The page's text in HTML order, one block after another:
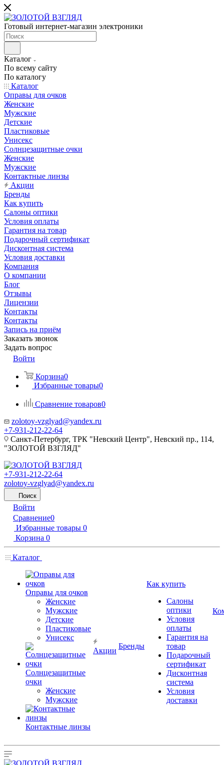
Готовый интернет-магазин электроники
Каталог
По всему сайту
По каталогу
Каталог
Оправы для очков
Женские
Мужские
Детские
Пластиковые
Унисекс
Солнцезащитные очки
Женские
Мужские
Контактные линзы
Акции
Бренды
Как купить
Салоны оптики
Условия оплаты
Гарантия на товар
Подарочный сертификат
Дисконтная система
Условия доставки
Компания
О компании
Блог
Отзывы
Лицензии
Контакты
Контакты
Запись на приём
Заказать звонок
Задать вопрос
Войти
Корзина0
Избранные товары0
Сравнение товаров0
zolotoy-vzglyad@yandex.ru
+7-931-212-22-64
Санкт-Петербург, ТРК "Невский Центр", Невский пр., 114,
"ЗОЛОТОЙ ВЗГЛЯД"
+7-931-212-22-64
zolotoy-vzglyad@yandex.ru
Поиск
Войти
Сравнение0
Избранные товары 0
Корзина 0
Каталог
Оправы для очков
Женские
Мужские
Детские
Пластиковые
Унисекс
Солнцезащитные
очки
Женские
Мужские
Контактные линзы
Акции
Бренды
Как купить
Салоны
оптики
Условия
оплаты
Гарантия на
товар
Подарочный
сертификат
Дисконтная
система
Условия
доставки